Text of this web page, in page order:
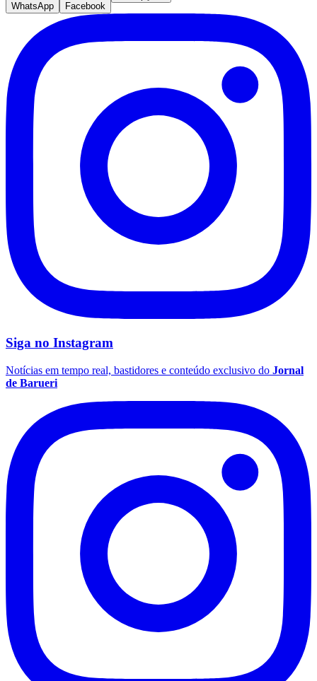
Flamengo
WhatsApp Facebook
Siga no Instagram
Notícias em tempo real, bastidores e conteúdo exclusivo do Jornal
de Barueri